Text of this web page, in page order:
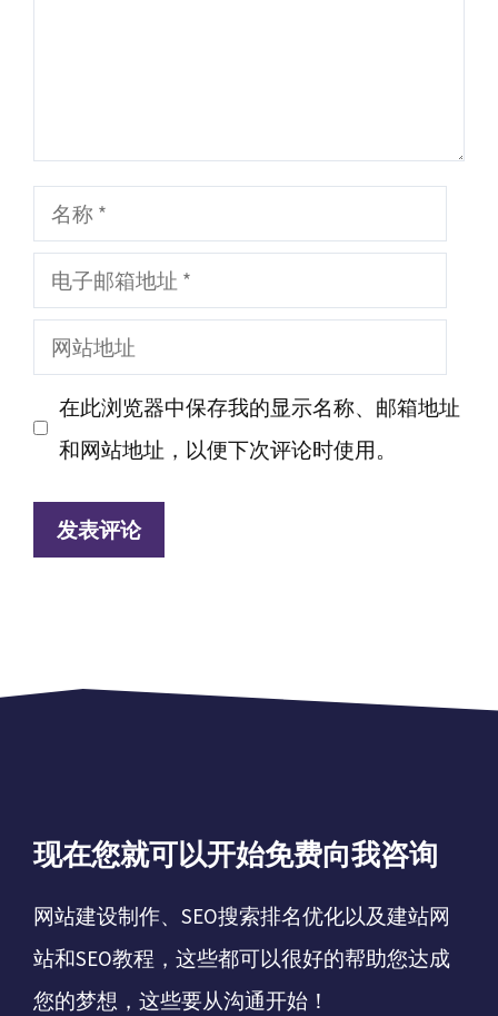
称
电
子
邮
地
网
站
地
在此浏览器中保存我的显示名称、邮箱地址
和网站地址，以便下次评论时使用。
现在您就可以开始免费向我咨询
网站建设制作、SEO搜索排名优化以及建站网
站和SEO教程，这些都可以很好的帮助您达成
您的梦想，这些要从沟通开始！